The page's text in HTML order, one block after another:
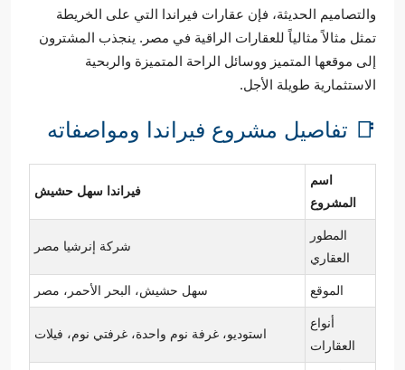
والتصاميم الحديثة، فإن عقارات فيراندا التي على الخريطة
تمثل مثالاً مثالياً للعقارات الراقية في مصر. ينجذب المشترون
إلى موقعها المتميز ووسائل الراحة المتميزة والربحية
الاستثمارية طويلة الأجل.
📑 تفاصيل مشروع فيراندا ومواصفاته
اسم
المشروع
فيراندا سهل حشيش
المطور
العقاري
شركة إنرشيا مصر
الموقع سهل حشيش، البحر الأحمر، مصر
أنواع
العقارات
استوديو، غرفة نوم واحدة، غرفتي نوم، فيلات